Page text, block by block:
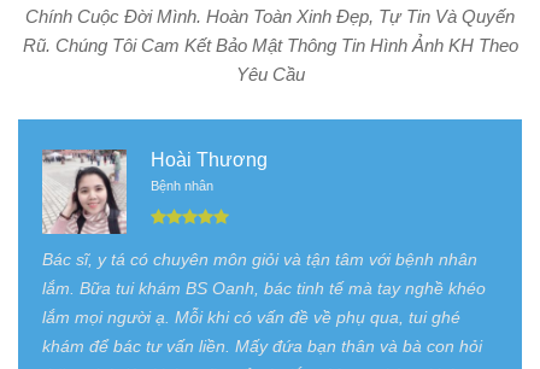
Chính Cuộc Đời Mình. Hoàn Toàn Xinh Đẹp, Tự Tin Và Quyến
Rũ. Chúng Tôi Cam Kết Bảo Mật Thông Tin Hình Ảnh KH Theo
Yêu Cầu
Hoài Thương
Bệnh nhân
Bác sĩ, y tá có chuyên môn giỏi và tận tâm với bệnh nhân
lắm. Bữa tui khám BS Oanh, bác tinh tế mà tay nghề khéo
lắm mọi người ạ. Mỗi khi có vấn đề về phụ qua, tui ghé
khám để bác tư vấn liền. Mấy đứa bạn thân và bà con hỏi